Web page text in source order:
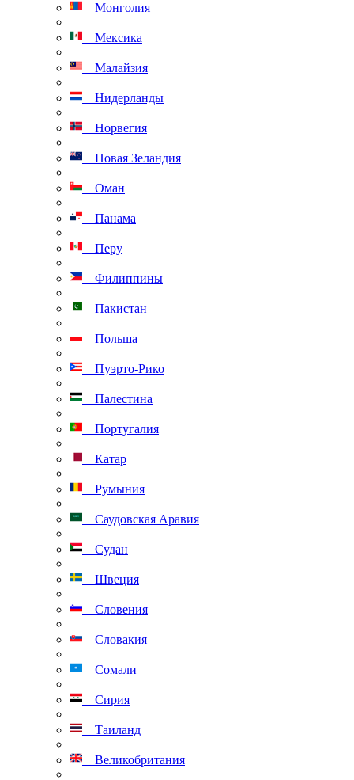
Монголия
Мексика
Малайзия
Нидерланды
Норвегия
Новая Зеландия
Оман
Панама
Перу
Филиппины
Пакистан
Польша
Пуэрто-Рико
Палестина
Португалия
Катар
Румыния
Саудовская Аравия
Судан
Швеция
Словения
Словакия
Сомали
Сирия
Таиланд
Великобритания